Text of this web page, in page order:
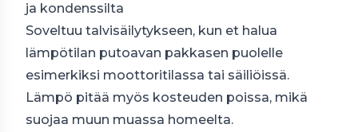
ja kondenssilta
Soveltuu talvisäilytykseen, kun et halua
lämpötilan putoavan pakkasen puolelle
esimerkiksi moottoritilassa tai säiliöissä.
Lämpö pitää myös kosteuden poissa, mikä
suojaa muun muassa homeelta.